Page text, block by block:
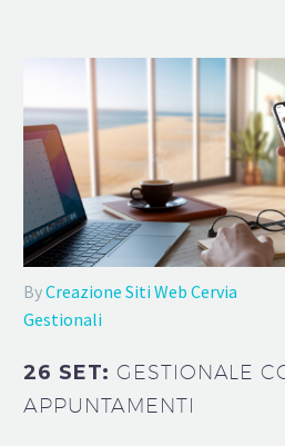
ByCreazione Siti Web Cervia
Gestionali
26 SET:GESTIONALE
APPUNTAMENTI